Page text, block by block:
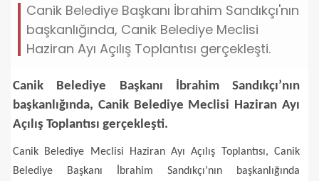
Canik Belediye Başkanı İbrahim Sandıkçı'nın
başkanlığında, Canik Belediye Meclisi
Haziran Ayı Açılış Toplantısı gerçekleşti.
Canik Belediye Başkanı İbrahim Sandıkçı’nın
başkanlığında, Canik Belediye Meclisi Haziran Ayı
Açılış Toplantısı gerçekleşti.
Canik Belediye Meclisi Haziran Ayı Açılış Toplantısı, Canik
Belediye Başkanı İbrahim Sandıkçı’nın başkanlığında